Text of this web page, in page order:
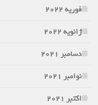
فوریه 2022
ژانویه 2022
دسامبر 2021
نوامبر 2021
اکتبر 2021